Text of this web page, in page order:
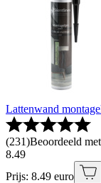
Lattenwand
(231)Beoordeeld
8.49
Prijs: 8.49 euro